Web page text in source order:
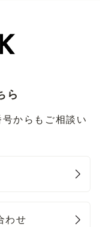
ら
からもご相談い
わせ